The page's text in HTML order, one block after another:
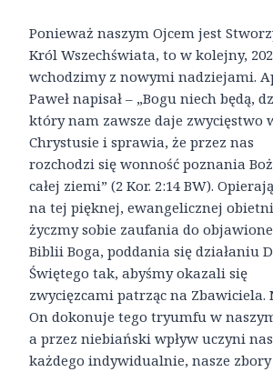
Ponieważ naszym Ojcem jest
Król Wszechświata, to w kolejny,
wchodzimy z nowymi nadziejami.
Paweł napisał – „Bogu niech będą,
który nam zawsze daje zwycięstwo
Chrystusie i sprawia, że przez nas
rozchodzi się wonność poznania
całej ziemi” (2 Kor. 2:14 BW).
na tej pięknej, ewangelicznej
życzmy sobie zaufania do
Biblii Boga, poddania się działaniu
Świętego tak, abyśmy okazali się
zwycięzcami patrząc na Zbawiciela.
On dokonuje tego tryumfu w
a przez niebiański wpływ uczyni
każdego indywidualnie, nasze zbory